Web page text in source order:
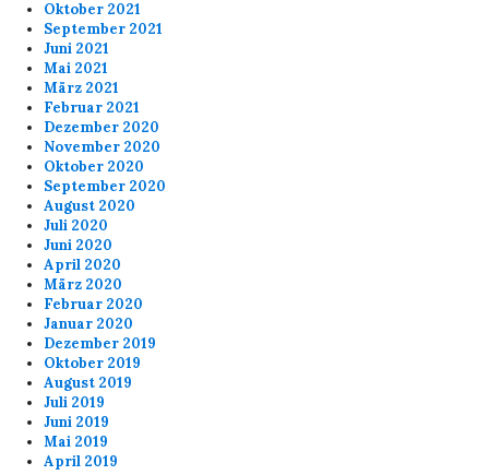
Oktober 2021
September 2021
Juni 2021
Mai 2021
März 2021
Februar 2021
Dezember 2020
November 2020
Oktober 2020
September 2020
August 2020
Juli 2020
Juni 2020
April 2020
März 2020
Februar 2020
Januar 2020
Dezember 2019
Oktober 2019
August 2019
Juli 2019
Juni 2019
Mai 2019
April 2019